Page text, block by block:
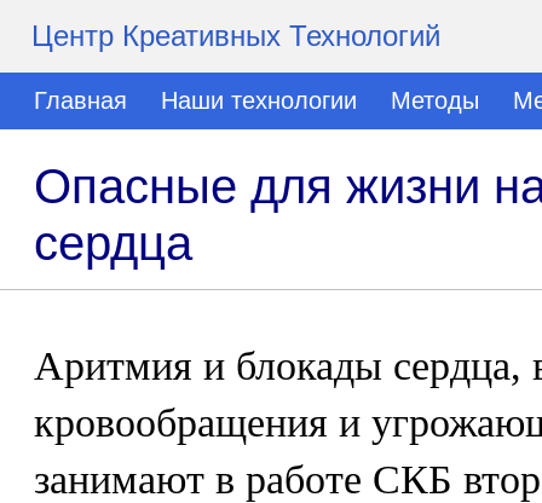
Центр Креативных Технологий
Главная Наши технологии Методы
Опасные для жизни
сердца
Аритмия и блокады
кровообращения и
занимают в работе СКБ